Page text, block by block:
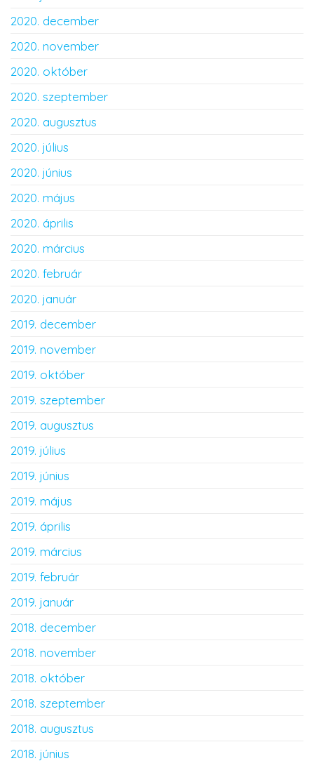
2020. december
2020. november
2020. október
2020. szeptember
2020. augusztus
2020. július
2020. június
2020. május
2020. április
2020. március
2020. február
2020. január
2019. december
2019. november
2019. október
2019. szeptember
2019. augusztus
2019. július
2019. június
2019. május
2019. április
2019. március
2019. február
2019. január
2018. december
2018. november
2018. október
2018. szeptember
2018. augusztus
2018. június